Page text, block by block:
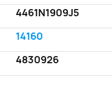
4461N1909J5
14160
4830926